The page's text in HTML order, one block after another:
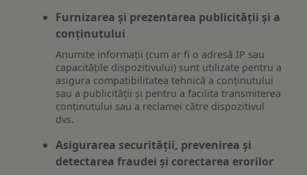
Furnizarea și prezentarea publicității și a
conținutului
Anumite informații (cum ar fi o adresă IP sau
capacitățile dispozitivului) sunt utilizate pentru a
asigura compatibilitatea tehnică a conținutului
sau a publicității și pentru a facilita transmiterea
conținutului sau a reclamei către dispozitivul
dvs.
Asigurarea securității, prevenirea și
detectarea fraudei și corectarea erorilor